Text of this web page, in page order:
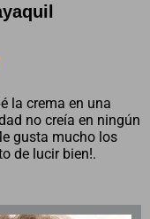
la crema en una
no creía en ningún
gusta mucho los
de lucir bien!.